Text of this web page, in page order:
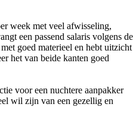
week met veel afwisseling,
een passend salaris volgens de
goed materieel en hebt uitzicht
het van beide kanten goed
voor een nuchtere aanpakker
wil zijn van een gezellig en